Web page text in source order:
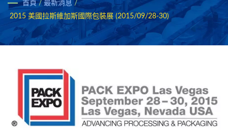
首頁 / 最新消息 /
2015 美國拉斯維加斯國際包裝展 (2015/09/28-30)